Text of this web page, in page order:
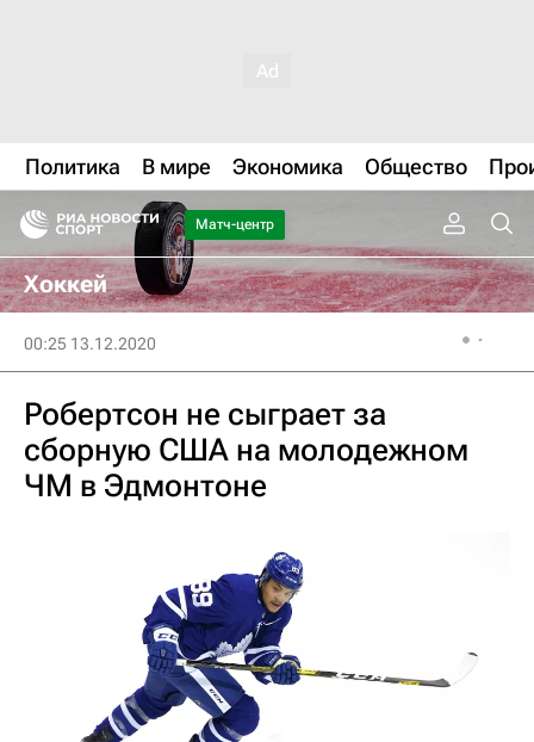
Политика В мире Экономика Общество
Матч-центр
Хоккей
00:25 13.12.2020
Робертсон не сыграет за
сборную США на молодежном
ЧМ в Эдмонтоне